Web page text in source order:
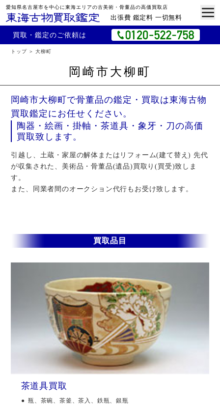
愛知県名古屋市を中心に東海エリアの古美術・骨董品の高価買取店
出張費 鑑定料 一切無料
買取・鑑定のご依頼は
トップ 大柳町
岡崎市大柳町
岡崎市大柳町で骨董品の鑑定・買取は東海古物
買取鑑定にお任せください。
陶器・絵画・掛軸・茶道具・象牙・刀の高価
買取致します。
引越し、土蔵・家屋の解体またはリフォーム(建て替え) 先代
が収集された、美術品・骨董品(遺品)買取り(買受)致しま
す。
また、同業者間のオークション代行もお受け致します。
買取品目
茶道具買取
瓶、茶碗、茶釜、茶入、鉄瓶、銀瓶